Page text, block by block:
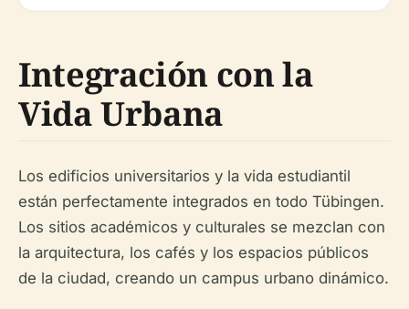
Integración con la
Vida Urbana
Los edificios universitarios y la vida estudiantil
están perfectamente integrados en todo Tübingen.
Los sitios académicos y culturales se mezclan con
la arquitectura, los cafés y los espacios públicos
de la ciudad, creando un campus urbano dinámico.